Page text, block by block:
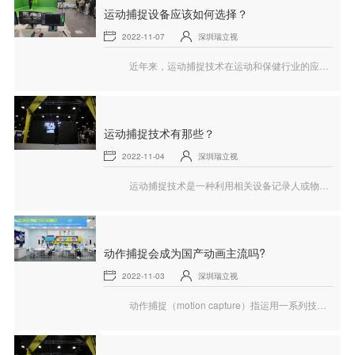
运动捕捉设备应该如何选择？
2022-11-07 深圳瑞立视
运动捕捉技术有那些？
2022-11-04 深圳瑞立视
动作捕捉会成为国产动画主流吗?
2022-11-03 深圳瑞立视